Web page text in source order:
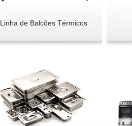
Linha de Balcões Térmicos